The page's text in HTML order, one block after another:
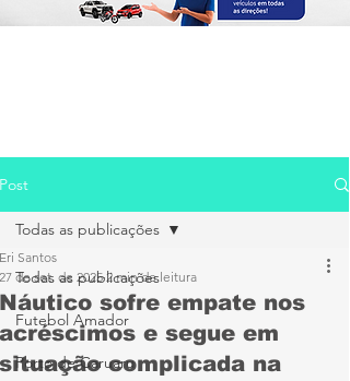
Post
Todas as publicações
Futebol Amador
Porto de Caruaru
Todas as publicações
Náutico sofre empate nos
acréscimos e segue em
situação complicada na
Eri Santos
27 de set. de 2025 2 min de leitura